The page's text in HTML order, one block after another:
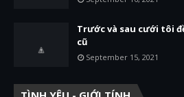
Trước và sau cưới tôi
cũ
September 15, 2021